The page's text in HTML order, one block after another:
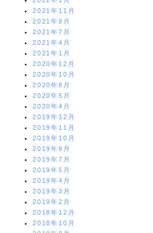
2021年11月
2021年9月
2021年7月
2021年4月
2021年1月
2020年12月
2020年10月
2020年8月
2020年5月
2020年4月
2019年12月
2019年11月
2019年10月
2019年9月
2019年7月
2019年5月
2019年4月
2019年3月
2019年2月
2018年12月
2018年10月